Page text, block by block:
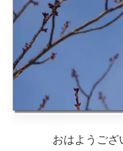
おはようござ